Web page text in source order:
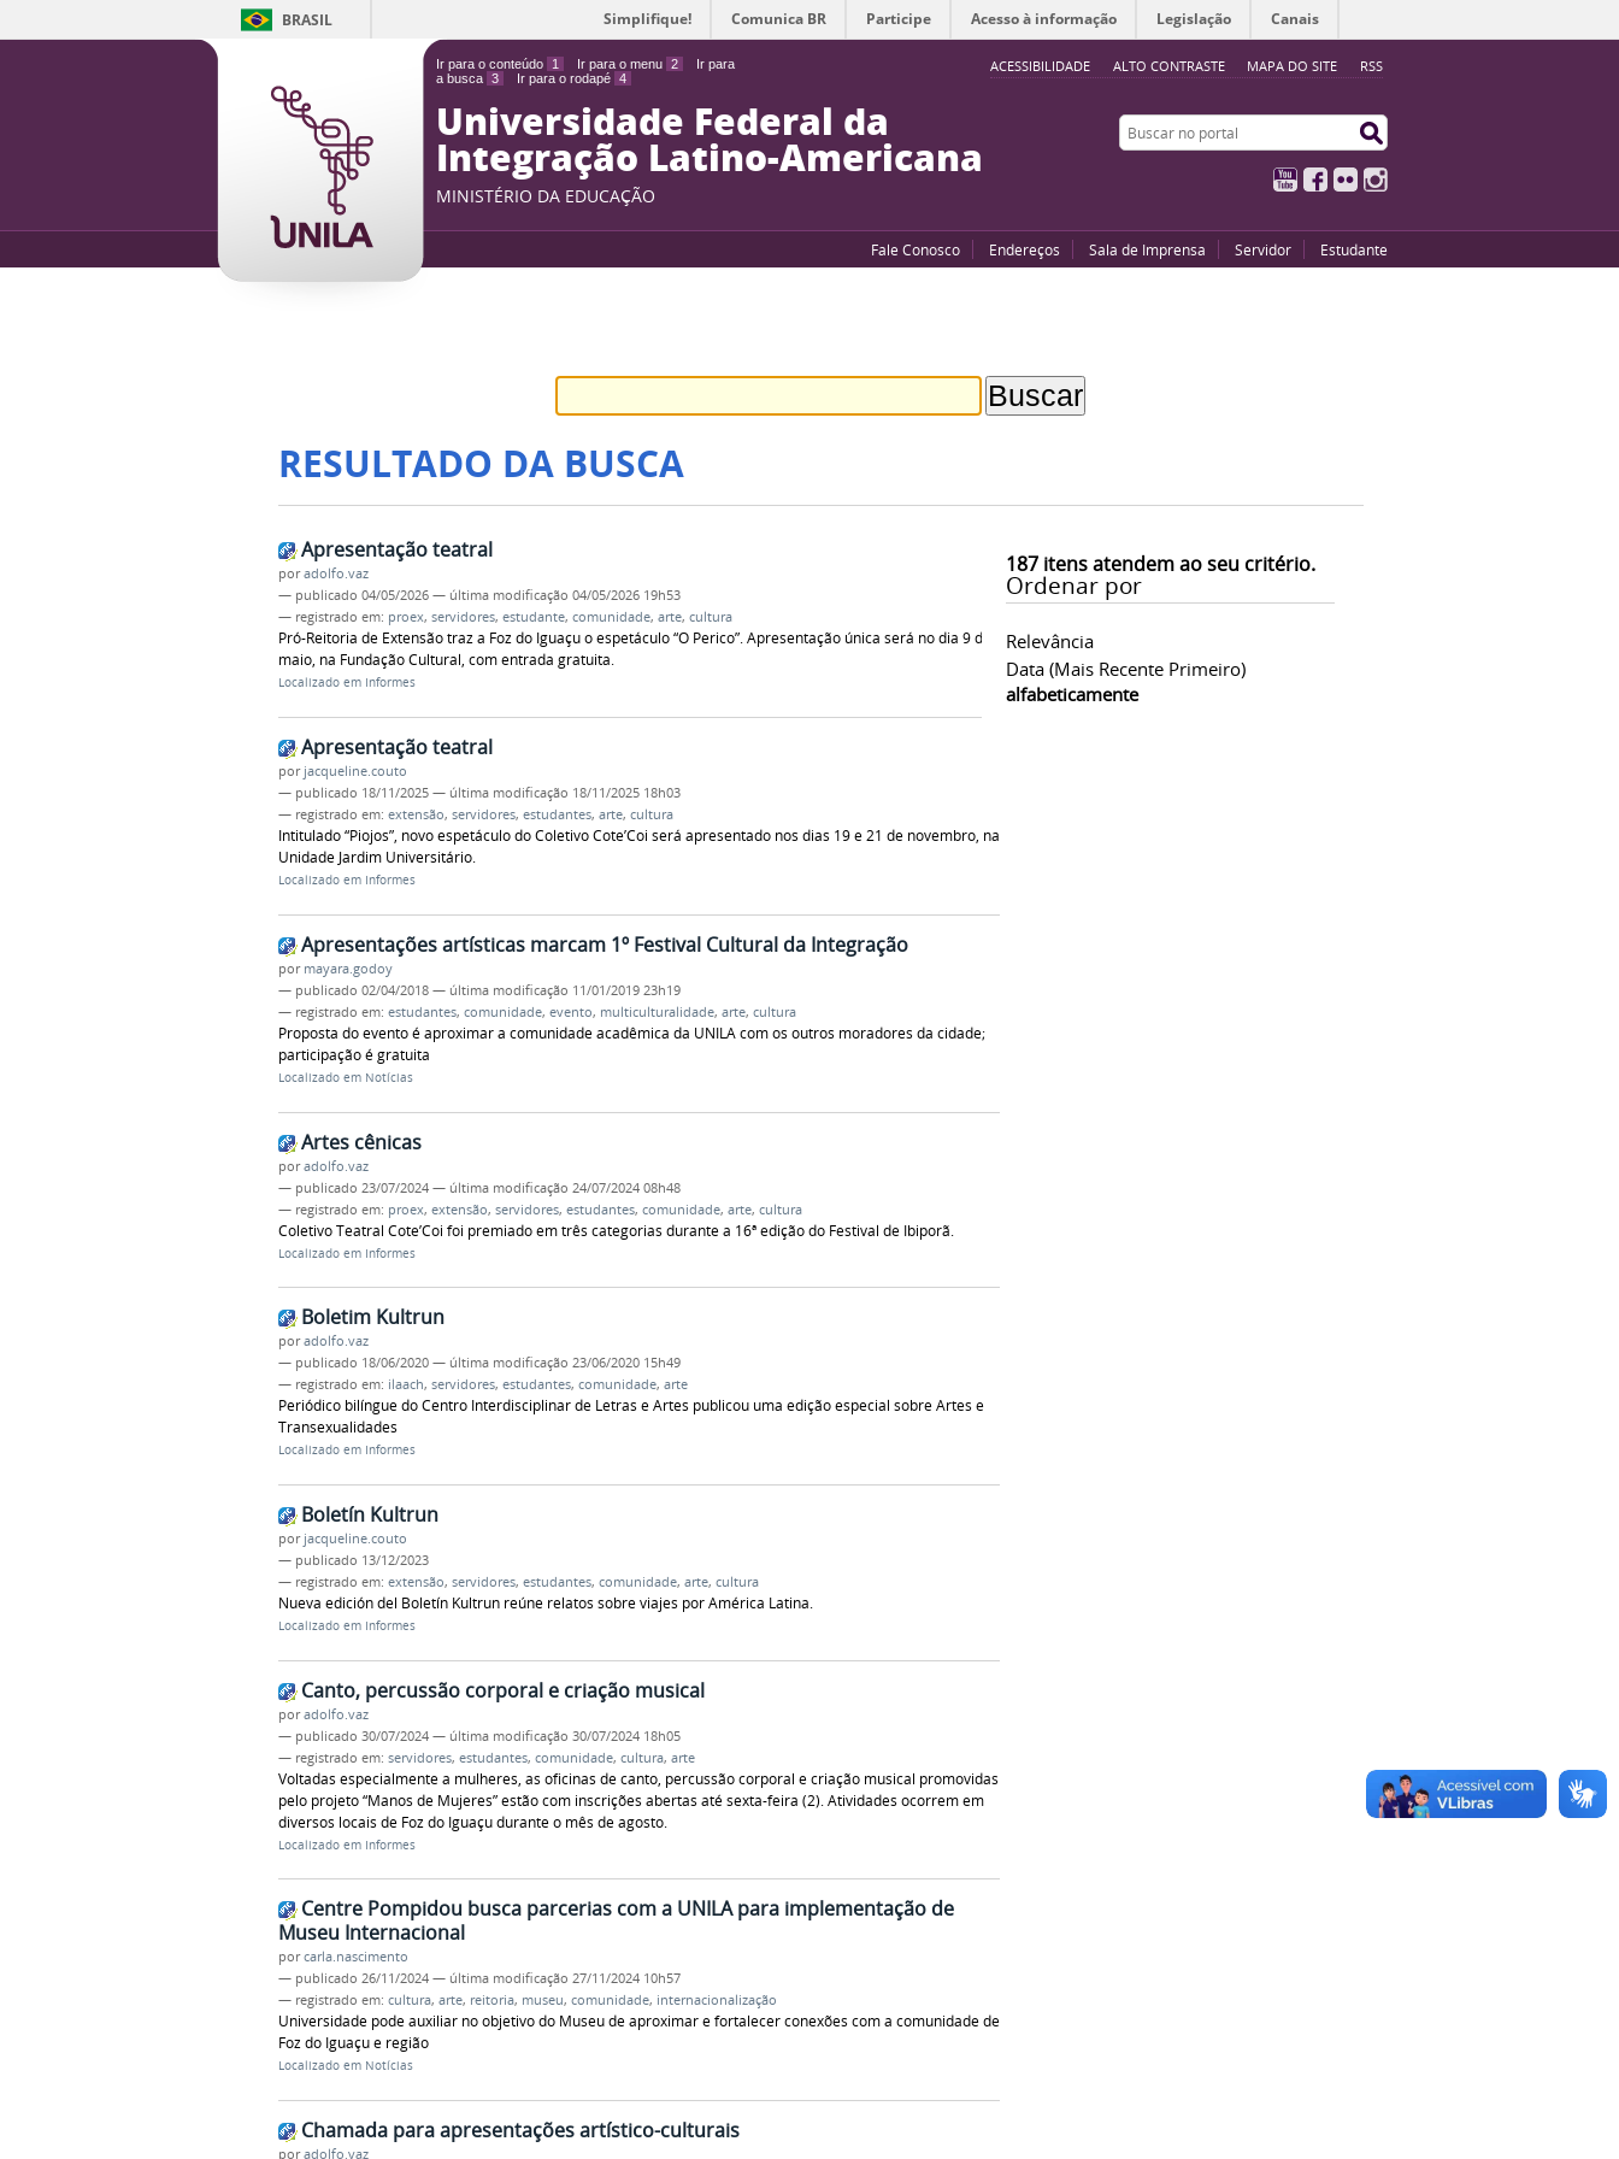
Ir para o conteúdo 1 Ir para o menu 2
Ir para
a busca 3 Ir para o rodapé 4
ACESSIBILIDADE ALTO CONTRASTE MAPA DO SITE RSS
BRASIL Simplifique! Comunica BR Participe Acesso à informação Legislação Canais
Universidade Federal da
Integração Latino-Americana
MINISTÉRIO DA EDUCAÇÃO
Buscar no portal
YouTubeFacebook
Flickr
Fale Conosco Endereços Sala de Imprensa Servidor Estudante
RESULTADO DA BUSCA
187itens atendem ao seu critério.
Ordenar por
Relevância
Data (mais Recente Primeiro)
alfabeticamente
Apresentação teatral
poradolfo.vaz
— publicado 04/05/2026 — última modificação 04/05/2026 19h53
— registrado em: proex, servidores, estudante, comunidade, arte, cultura
Pró-Reitoria de Extensão traz a Foz do Iguaçu o espetáculo “O Perico”. Apresentação única será no dia 9 de
maio, na Fundação Cultural, com entrada gratuita.
Localizado em Informes
Apresentação teatral
por jacqueline.couto
— publicado 18/11/2025 — última modificação 18/11/2025 18h03
— registrado em: extensão, servidores, estudantes, arte, cultura
Intitulado “Piojos”, novo espetáculo do Coletivo Cote’Coi será apresentado nos dias 19 e 21 de novembro, na
Unidade Jardim Universitário.
Localizado em Informes
Apresentações artísticas marcam 1º Festival Cultural da Integração
por mayara.godoy
— publicado 02/04/2018 — última modificação 11/01/2019 23h19
— registrado em: estudantes, comunidade, evento, multiculturalidade, arte, cultura
Proposta do evento é aproximar a comunidade acadêmica da UNILA com os outros moradores da cidade;
participação é gratuita
Localizado em Notícias
Artes cênicas
poradolfo.vaz
— publicado 23/07/2024 — última modificação 24/07/2024 08h48
— registrado em: proex, extensão, servidores, estudantes, comunidade, arte, cultura
Coletivo Teatral Cote’Coi foi premiado em três categorias durante a 16ª edição do Festival de Ibiporã.
Localizado em Informes
Boletim Kultrun
poradolfo.vaz
— publicado 18/06/2020 — última modificação 23/06/2020 15h49
— registrado em: ilaach, servidores, estudantes, comunidade, arte
Periódico bilíngue do Centro Interdisciplinar de Letras e Artes publicou uma edição especial sobre Artes e
Transexualidades
Localizado em Informes
Boletín Kultrun
por jacqueline.couto
— publicado 13/12/2023
— registrado em: extensão, servidores, estudantes, comunidade, arte, cultura
Nueva edición del Boletín Kultrun reúne relatos sobre viajes por América Latina.
Localizado em Informes
Canto, percussão corporal e criação musical
poradolfo.vaz
— publicado 30/07/2024 — última modificação 30/07/2024 18h05
— registrado em: servidores, estudantes, comunidade, cultura, arte
Voltadas especialmente a mulheres, as oficinas de canto, percussão corporal e criação musical promovidas
pelo projeto “Manos de Mujeres” estão com inscrições abertas até sexta-feira (2). Atividades ocorrem em
diversos locais de Foz do Iguaçu durante o mês de agosto.
Localizado em Informes
Centre Pompidou busca parcerias com a UNILA para implementação de
Museu Internacional
porcarla.nascimento
— publicado 26/11/2024 — última modificação 27/11/2024 10h57
— registrado em: cultura, arte, reitoria, museu, comunidade, internacionalização
Universidade pode auxiliar no objetivo do Museu de aproximar e fortalecer conexões com a comunidade de
Foz do Iguaçu e região
Localizado em Notícias
Chamada para apresentações artístico-culturais
poradolfo.vaz